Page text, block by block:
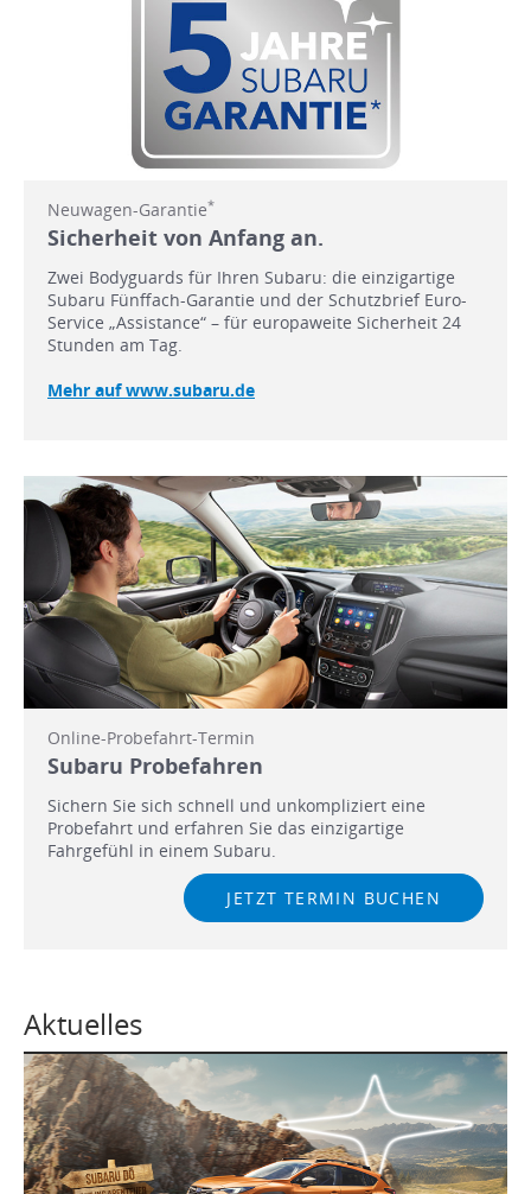
Neuwagen-Garantie*
Sicherheit von Anfang an.
Zwei Bodyguards für Ihren Subaru: die einzigartige
Subaru Fünffach-Garantie und der Schutzbrief Euro-
Service „Assistance“ – für europaweite Sicherheit 24
Stunden am Tag.
Mehr auf www.subaru.de
Online-Probefahrt-Termin
Subaru Probefahren
Sichern Sie sich schnell und unkompliziert eine
Probefahrt und erfahren Sie das einzigartige
Fahrgefühl in einem Subaru.
JETZT TERMIN BUCHEN
Aktuelles